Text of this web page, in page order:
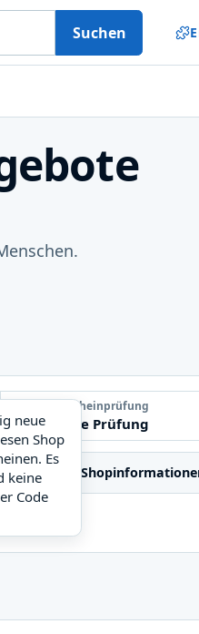
Suchen
neue
Shop
Es
keine
Code
Letzte Gutscheinprüfung
Noch keine Prüfung